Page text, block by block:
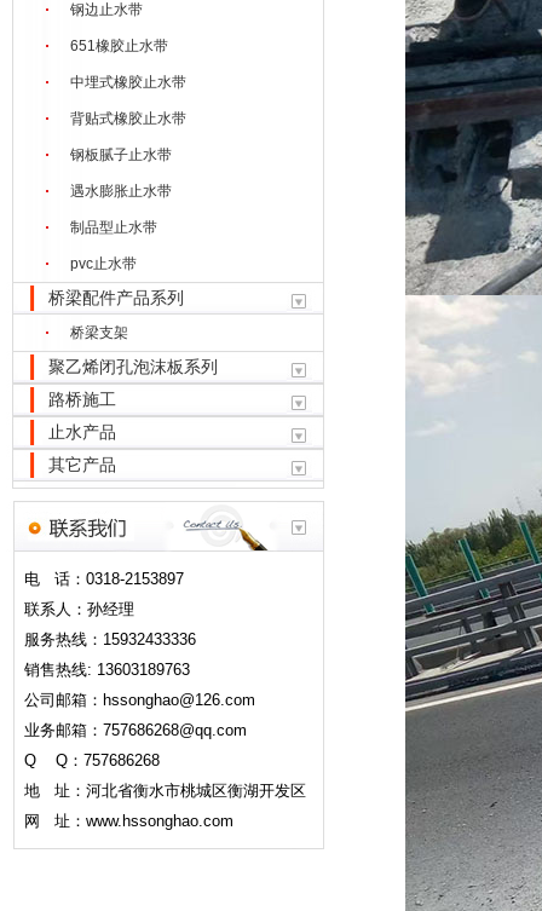
钢边止水带
651橡胶止水带
中埋式橡胶止水带
背贴式橡胶止水带
钢板腻子止水带
遇水膨胀止水带
制品型止水带
pvc止水带
桥梁配件产品系列
桥梁支架
聚乙烯闭孔泡沫板系列
路桥施工
止水产品
其它产品
电 话：0318-2153897
联系人：孙经理
服务热线：15932433336
销售热线: 13603189763
公司邮箱：hssonghao@126.com
业务邮箱：757686268@qq.com
Q Q：757686268
地 址：河北省衡水市桃城区衡湖开发区
网 址：www.hssonghao.com